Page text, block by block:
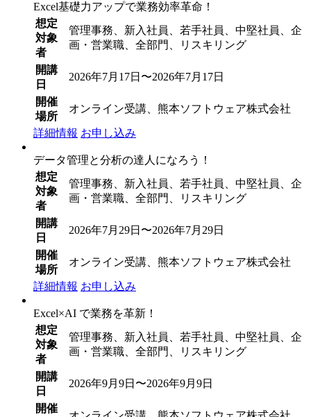
Excel基礎力アップで業務効率革命！
想定
対象
者
管理事務、新入社員、若手社員、中堅社員、企
画・営業職、全部門、リスキリング
開講
日
2026年7月17日〜2026年7月17日
開催
場所
オンライン受講、熊本ソフトウェア株式会社
詳細情報 お申し込み
データ管理と分析の達人になろう！
想定
対象
者
管理事務、新入社員、若手社員、中堅社員、企
画・営業職、全部門、リスキリング
開講
日
2026年7月29日〜2026年7月29日
開催
場所
オンライン受講、熊本ソフトウェア株式会社
詳細情報 お申し込み
Excel×AI で業務を革新！
想定
対象
者
管理事務、新入社員、若手社員、中堅社員、企
画・営業職、全部門、リスキリング
開講
日
2026年9月9日〜2026年9月9日
開催